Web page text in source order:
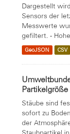
Dargestellt
Sensors der
Messwerte
gefiltert. -
GeoJSON CSV
Partikelgröße
Stäube sind
sofort zu
der